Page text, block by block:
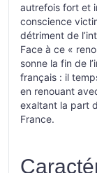
autrefois fort et
conscience
détriment de
Face à ce «
sonne la fin de
français : il
en renouant
exaltant la part
France.